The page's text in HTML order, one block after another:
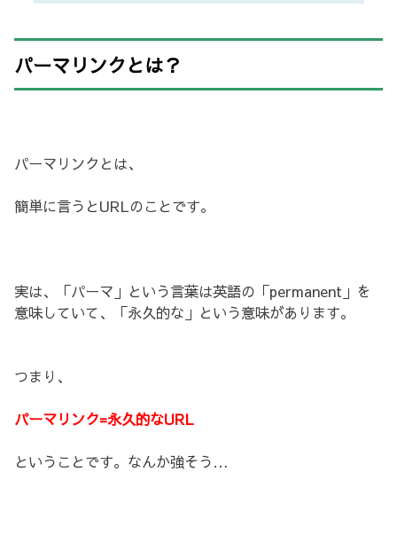
パーマリンクとは？
パーマリンクとは、
簡単に言うとURLのことです。
実は、「パーマ」という言葉は英語の「permanent」を
意味していて、「永久的な」という意味があります。
つまり、
パーマリンク=永久的なURL
ということです。なんか強そう…